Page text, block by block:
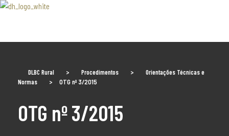
DLBC Rural > Procedimentos >
Orientações Técnicas e
Normas
> OTG nº 3/2015
OTG nº 3/2015